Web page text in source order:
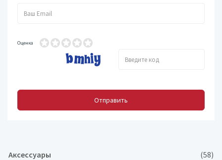
Оценка
Отправить
Аксессуары
(58)